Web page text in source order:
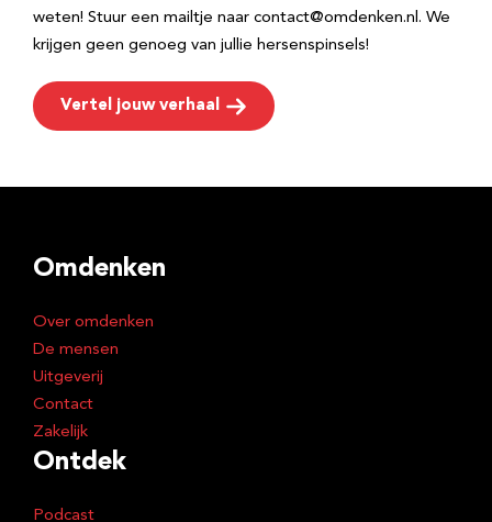
weten! Stuur een mailtje naar contact@omdenken.nl. We
krijgen geen genoeg van jullie hersenspinsels!
Vertel jouw verhaal
Omdenken
Over omdenken
De mensen
Uitgeverij
Contact
Zakelijk
Ontdek
Podcast